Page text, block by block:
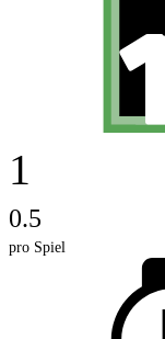
1
0.5
pro Spiel